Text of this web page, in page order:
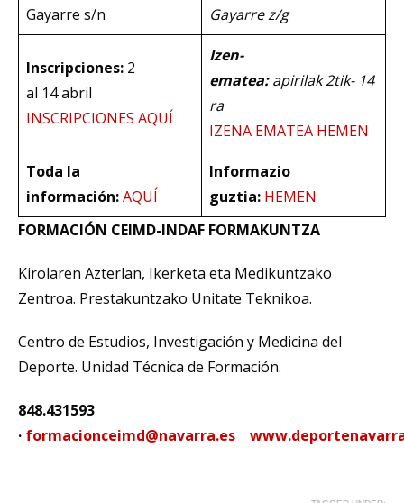
Gayarre s/n
Gayarre z/g
Inscripciones: 2
al 14 abril
INSCRIPCIONES AQUÍ
Izen-
ematea:apirilak 2tik- 14
ra
IZENA EMATEA HEMEN
Toda la
información:AQUÍ
Informazio
guztia: HEMEN
FORMACIÓN CEIMD-INDAF FORMAKUNTZA
Kirolaren Azterlan, Ikerketa eta Medikuntzako
Zentroa. Prestakuntzako Unitate Teknikoa.
Centro de Estudios, Investigación y Medicina del
Deporte. Unidad Técnica de Formación.
848.431593
· formacionceimd@navarra.es